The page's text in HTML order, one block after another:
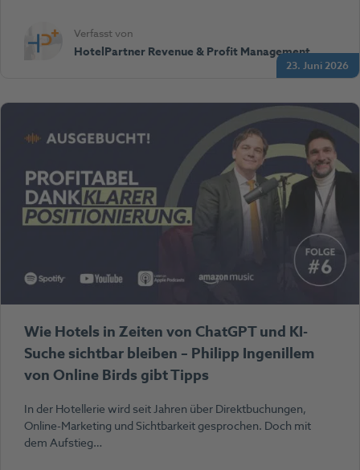
23. Juni 2026
Verfasst von
HotelPartner Revenue & Profit Management
Wie Hotels in Zeiten von ChatGPT und KI-
Suche sichtbar bleiben – Philipp Ingenillem
von Online Birds gibt Tipps
In der Hotellerie wird seit Jahren über Direktbuchungen,
Online-Marketing und Sichtbarkeit gesprochen. Doch mit
dem Aufstieg…